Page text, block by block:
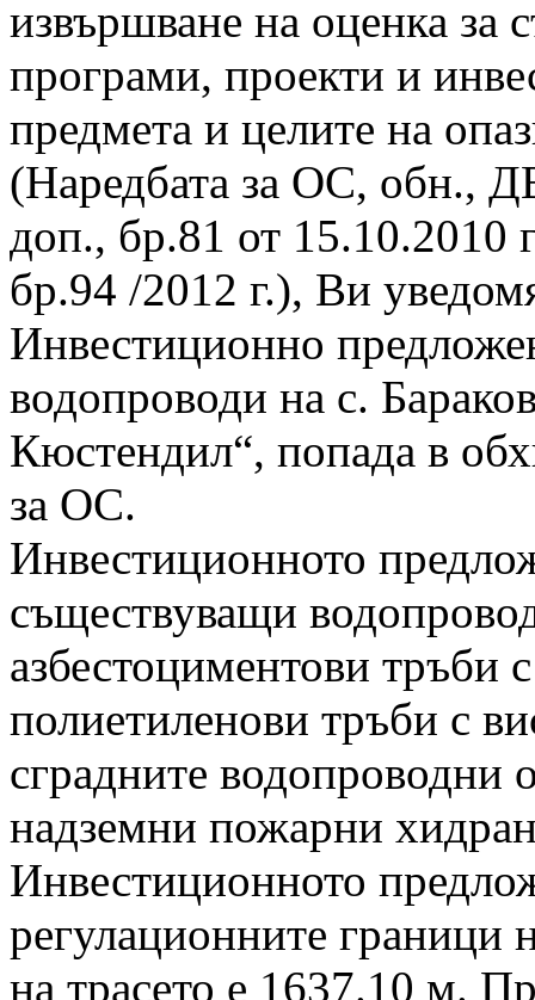
извършване на оценка за
програми, проекти и
предмета и целите на
(Наредбата за ОС, обн.,
доп., бр.81 от
бр.94 /2012 г.), Ви
Инвестиционно
водопроводи на с.
Кюстендил“, попада в
за ОС.
Инвестиционното
съществуващи
азбестоциментови тръби
полиетиленови тръби с
сградните водопроводни
надземни пожарни
Инвестиционното
регулационните
на трасето е 1637.10 м.